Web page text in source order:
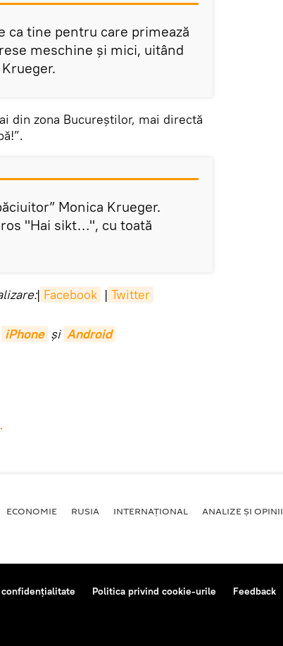
ca tine pentru care primează
meschine și mici, uitând
din zona Bucureștilor, mai directă
Monica Krueger.
"Hai sikt…", cu toată
| Facebook | Twitter
iPhone și Android
ECONOMIE RUSIA INTERNAŢIONAL ANALIZE ȘI OPINII
Politica privind cookie-urile Feedback